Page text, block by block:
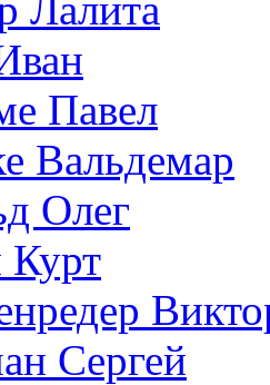
Павел
Вальдемар
Олег
Курт
Сергей